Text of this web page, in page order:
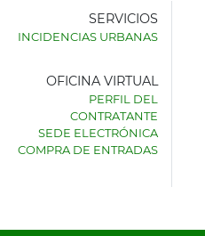
SERVICIOS
INCIDENCIAS URBANAS
OFICINA VIRTUAL
PERFIL DEL
CONTRATANTE
SEDE ELECTRÓNICA
COMPRA DE ENTRADAS